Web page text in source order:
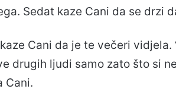
Sedat kaze Cani da se drzi
Cani da je te večeri
drugih ljudi samo zato što si
Cani.